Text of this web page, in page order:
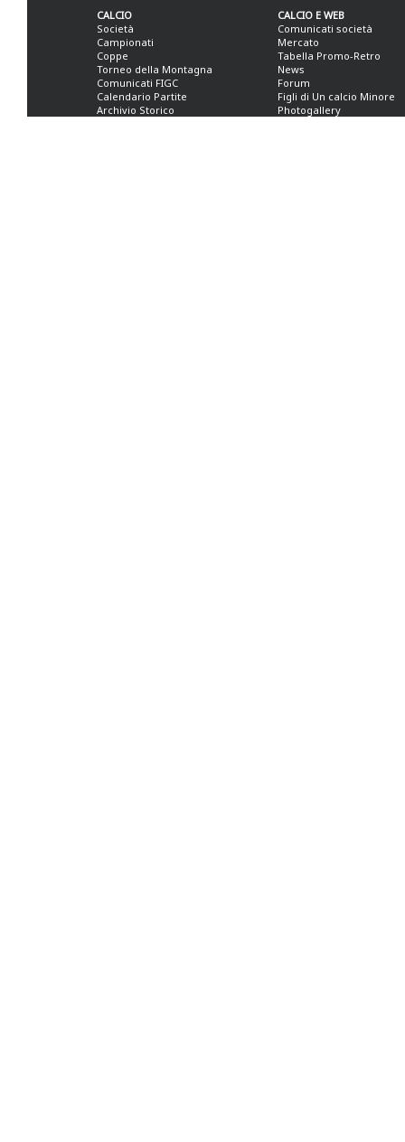
CALCIO
Società
Campionati
Coppe
Torneo della Montagna
Comunicati FIGC
Calendario Partite
Archivio Storico
CALCIO E WEB
Comunicati società
Mercato
Tabella Promo-Retro
News
Forum
Figli di Un calcio Minore
Photogallery